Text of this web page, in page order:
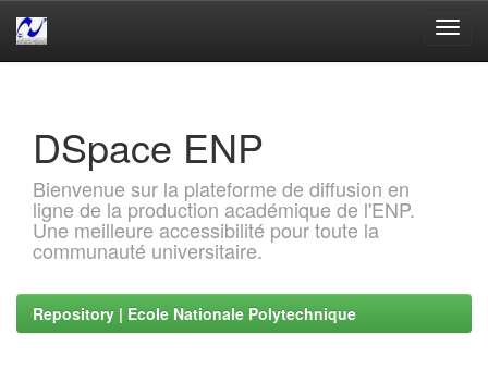
DSpace ENP
Bienvenue sur la plateforme de diffusion en
ligne de la production académique de l'ENP.
Une meilleure accessibilité pour toute la
communauté universitaire.
Repository | Ecole Nationale Polytechnique